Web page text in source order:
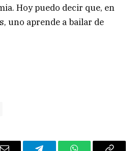
Hoy puedo decir que, en
uno aprende a bailar de